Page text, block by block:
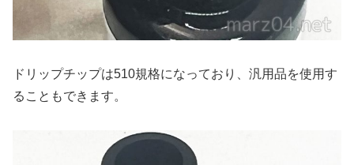
ドリップチップは510規格になっており、汎用品を使用す
ることもできます。